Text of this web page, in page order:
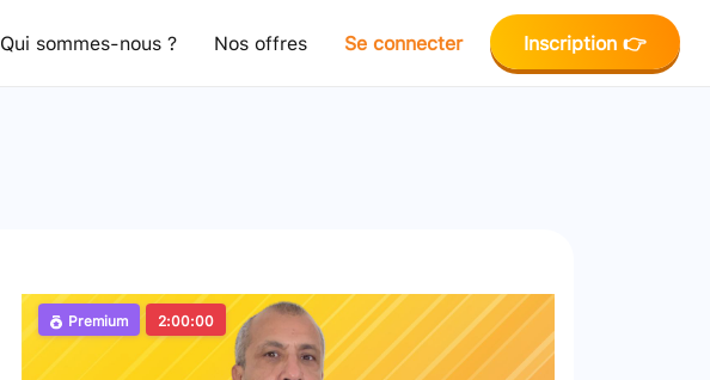
Qui sommes-nous ? Nos offres Se connecter Inscription 👉
Premium 2:00:00